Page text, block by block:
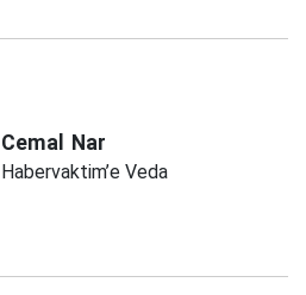
Cemal Nar
Habervaktim’e Veda